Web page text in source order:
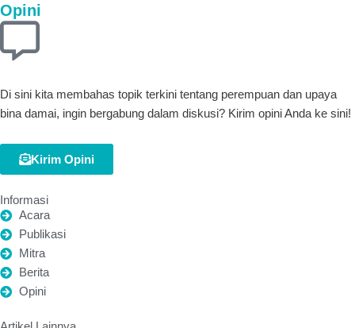
Opini
Di sini kita membahas topik terkini tentang perempuan dan upaya
bina damai, ingin bergabung dalam diskusi? Kirim opini Anda ke sini!
Kirim Opini
Informasi
Acara
Publikasi
Mitra
Berita
Opini